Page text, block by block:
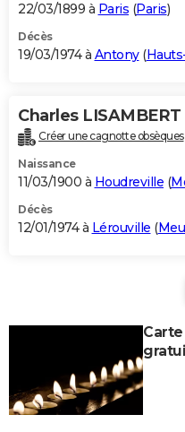
22/03/1899 à Paris (Paris)
Décès
19/03/1974 à Antony(
Charles LISAMBERT
Créer une cagnotte obsèques
Naissance
11/03/1900 à Houdreville (
Décès
12/01/1974 à Lérouville (